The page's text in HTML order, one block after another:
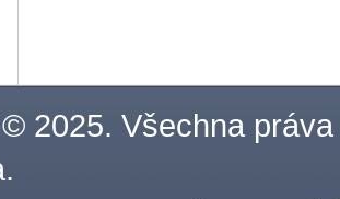
2025. Všechna práva